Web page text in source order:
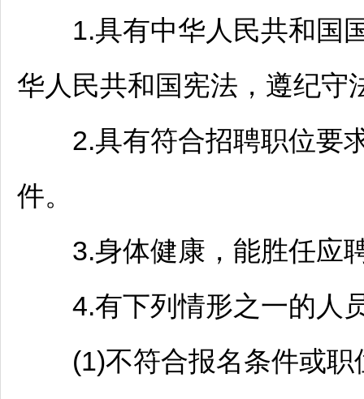
1.具有中华人民共和国国
华人民共和国宪法，遵纪守
2.具有符合招聘职位要
件。
3.身体健康，能胜任应
4.有下列情形之一的人
(1)不符合报名条件或职